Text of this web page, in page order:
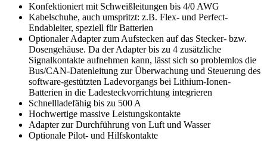
Konfektioniert mit Schweißleitungen bis 4/0 AWG
Kabelschuhe, auch umspritzt: z.B. Flex- und Perfect-
Endableiter, speziell für Batterien
Optionaler Adapter zum Aufstecken auf das Stecker- bzw.
Dosengehäuse. Da der Adapter bis zu 4 zusätzliche
Signalkontakte aufnehmen kann, lässt sich so problemlos die
Bus/CAN-Datenleitung zur Überwachung und Steuerung des
software-gestützten Ladevorgangs bei Lithium-Ionen-
Batterien in die Ladesteckvorrichtung integrieren
Schnellladefähig bis zu 500 A
Hochwertige massive Leistungskontakte
Adapter zur Durchführung von Luft und Wasser
Optionale Pilot- und Hilfskontakte